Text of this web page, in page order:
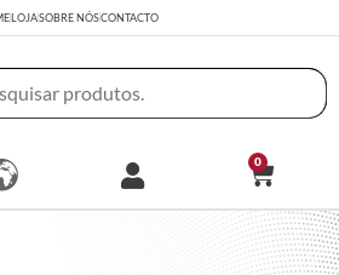
LOJASOBRE NÓSCONTACTO
0